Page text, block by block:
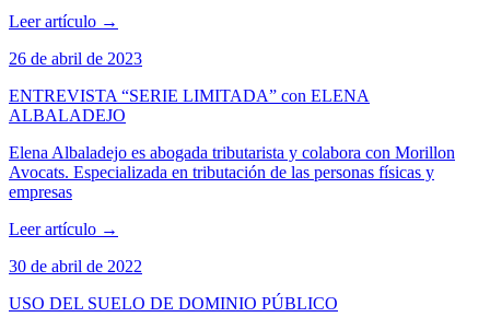
Leer artículo →
26 de abril de 2023
ENTREVISTA “SERIE LIMITADA” con ELENA
ALBALADEJO
Elena Albaladejo es abogada tributarista y colabora con Morillon
Avocats. Especializada en tributación de las personas físicas y
empresas
Leer artículo →
30 de abril de 2022
USO DEL SUELO DE DOMINIO PÚBLICO